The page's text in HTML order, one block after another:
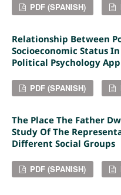
PDF (SPANISH)
Relationship Between
Socioeconomic Status
Political Psychology
PDF (SPANISH)
The Place The Father
Study Of The
Different Social Groups
PDF (SPANISH)